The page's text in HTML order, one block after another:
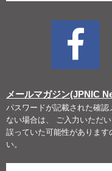
メールマガジン(JPNIC
パスワードが記載された確
ない場合は、 ご入力いただ
誤っていた可能性がありま
い。